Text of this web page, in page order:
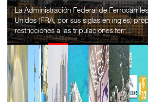
El operador portuario global APM
Terminal Trucks a su Terminal
Contenedores (TEC) del puerto de